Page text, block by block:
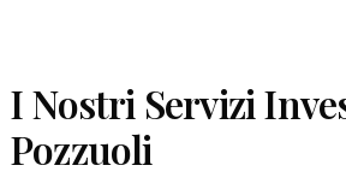
I Nostri Servizi
Pozzuoli